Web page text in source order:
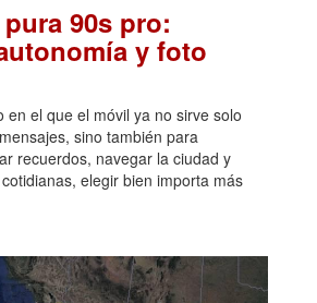
pura 90s pro:
y foto
en el que el móvil ya no sirve solo
sino también para
recuerdos, navegar la ciudad y
elegir bien importa más